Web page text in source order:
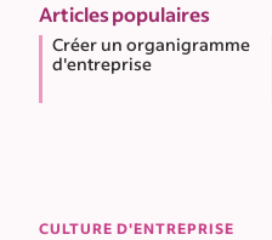
Articles populaires
Créer un organigramme
d'entreprise
CULTURE D'ENTREPRISE